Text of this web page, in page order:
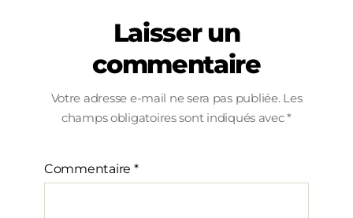
Laisser un
commentaire
Votre adresse e-mail ne sera pas publiée. Les
champs obligatoires sont indiqués avec*
Commentaire *